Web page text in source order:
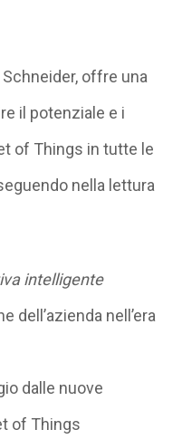
offre una
il potenziale e i
of Things in tutte le
nella lettura
intelligente
dell’azienda nell’era
dalle nuove
of Things